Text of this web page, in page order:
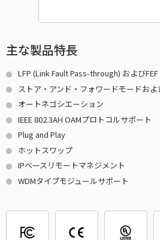
主な製品特長
LFP (Link Fault Pass-through) および
ストア・アンド・フォワードモードお
オートネゴシエーション
IEEE 802.3AH OAMプロトコルサポート
Plug and Play
ホットスワップ
IPベースリモートマネジメント
WDMタイプモジュールサポート